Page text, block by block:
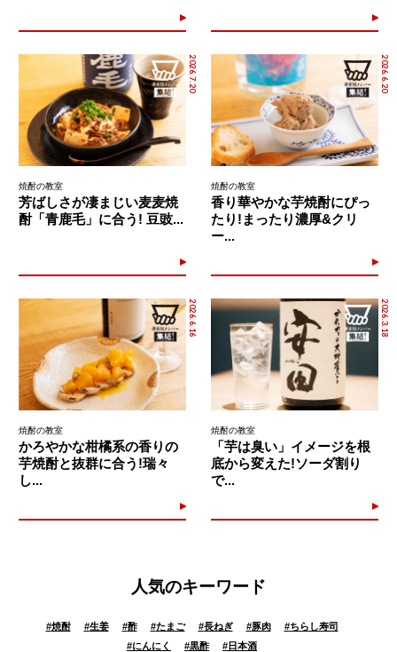
2026.7.20
焼酎の教室
芳ばしさが凄まじい麦麦焼
酎「青鹿毛」に合う! 豆豉...
2026.6.20
焼酎の教室
香り華やかな芋焼酎にぴっ
たり!まったり濃厚&クリ
ー...
2026.6.16
焼酎の教室
かろやかな柑橘系の香りの
芋焼酎と抜群に合う!瑞々
し...
2026.3.18
焼酎の教室
「芋は臭い」イメージを根
底から変えた!ソーダ割り
で...
人気のキーワード
#焼酎 #生姜 #酢 #たまご #長ねぎ #豚肉 #ちらし寿司
#にんにく #黒酢 #日本酒